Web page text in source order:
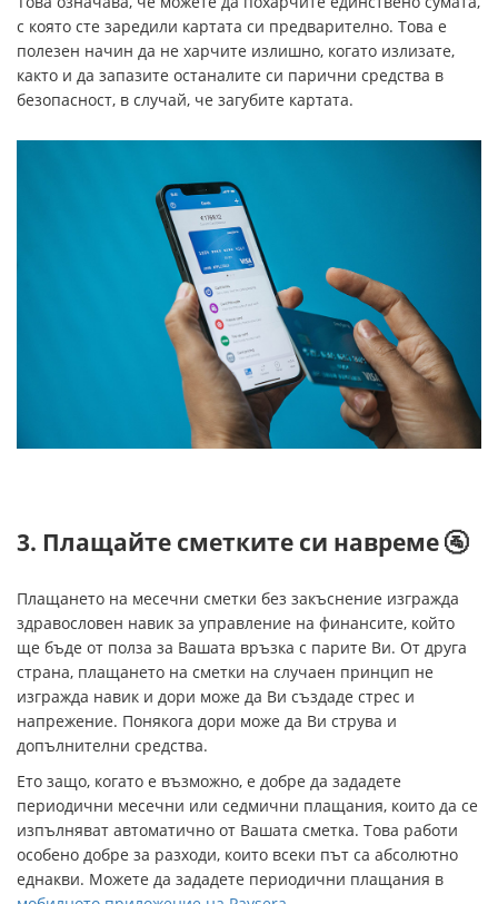
с която сте заредили картата си предварително. Това е
полезен начин да не харчите излишно, когато излизате,
както и да запазите останалите си парични средства в
безопасност, в случай, че загубите картата.
3. Плащайте сметките си навреме 🚰
Плащането на месечни сметки без закъснение изгражда
здравословен навик за управление на финансите, който
ще бъде от полза за Вашата връзка с парите Ви. От друга
страна, плащането на сметки на случаен принцип не
изгражда навик и дори може да Ви създаде стрес и
напрежение. Понякога дори може да Ви струва и
допълнителни средства.
Ето защо, когато е възможно, е добре да зададете
периодични месечни или седмични плащания, които да се
изпълняват автоматично от Вашата сметка. Това работи
особено добре за разходи, които всеки път са абсолютно
еднакви. Можете да зададете периодични плащания в